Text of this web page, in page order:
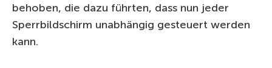
behoben, die dazu führten, dass nun jeder
Sperrbildschirm unabhängig gesteuert werden
kann.